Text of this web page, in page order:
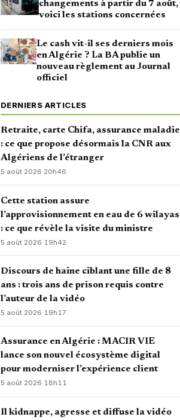
changements à partir du 7 août,
voici les stations concernées
Le cash vit-il ses derniers mois
en Algérie ? La BA publie un
nouveau règlement au Journal
officiel
DERNIERS ARTICLES
Retraite, carte Chifa, assurance maladie
: ce que propose désormais la CNR aux
Algériens de l’étranger
5 août 2026·20h46
Cette station assure
l’approvisionnement en eau de 6 wilayas
: ce que révèle la visite du ministre
5 août 2026· 19h42
Discours de haine ciblant une fille de 8
ans : trois ans de prison requis contre
l’auteur de la vidéo
5 août 2026·19h17
Assurance en Algérie : MACIR VIE
lance son nouvel écosystème digital
pour moderniser l’expérience client
5 août 2026·18h11
Il kidnappe, agresse et diffuse la vidéo